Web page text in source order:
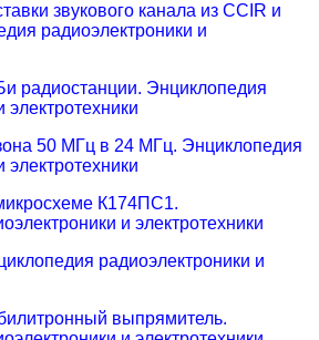
звукового канала из CCIR и
радиоэлектроники и
радиостанции. Энциклопедия
электротехники
50 МГц в 24 МГц. Энциклопедия
электротехники
К174ПС1.
и электротехники
радиоэлектроники и
выпрямитель.